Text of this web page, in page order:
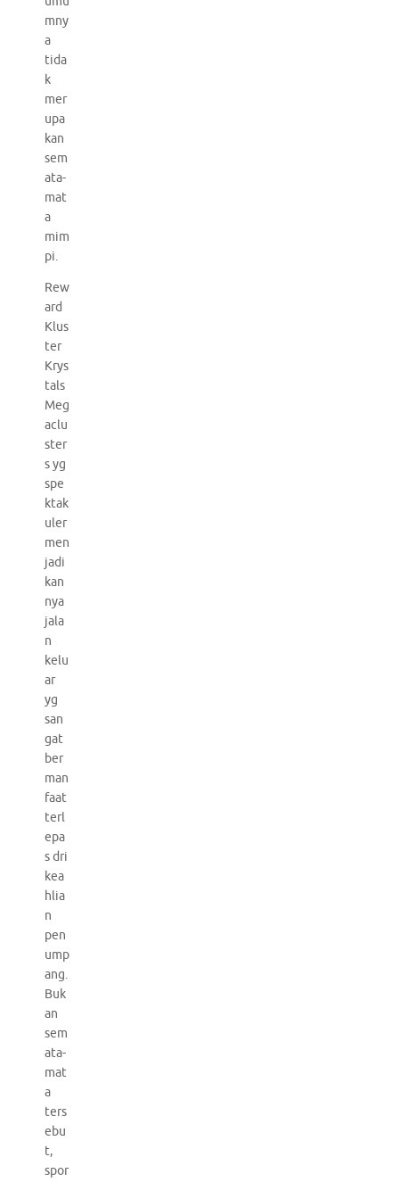
mny
a
tida
k
mer
upa
kan
sem
ata-
mat
a
mim
pi.
Rew
ard
Klus
ter
Krys
tals
Meg
aclu
ster
s yg
spe
ktak
uler
men
jadi
kan
nya
jala
n
kelu
ar
yg
san
gat
ber
man
faat
terl
epa
s dri
kea
hlia
n
pen
ump
ang.
Buk
an
sem
ata-
mat
a
ters
ebu
t,
spor